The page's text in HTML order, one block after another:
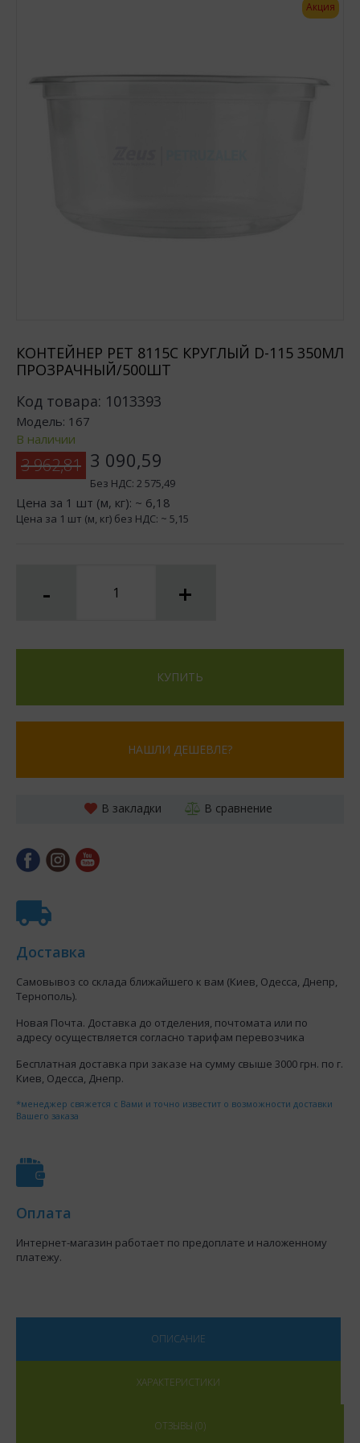
Акция
КОНТЕЙНЕР РЕТ 8115С КРУГЛЫЙ D-115 350МЛ
ПРОЗРАЧНЫЙ/500ШТ
Код товара: 1013393
Модель: 167
В наличии
3 962,81 3 090,59
Без НДС: 2 575,49
Цена за 1 шт (м, кг): ~ 6,18
Цена за 1 шт (м, кг) без НДС: ~ 5,15
- +
КУПИТЬ
НАШЛИ ДЕШЕВЛЕ?
В закладки В сравнение
Доставка
Самовывоз со склада ближайшего к вам (Киев, Одесса, Днепр,
Тернополь).
Новая Почта. Доставка до отделения, почтомата или по
адресу осуществляется согласно тарифам перевозчика
Бесплатная доставка при заказе на сумму свыше 3000 грн. по г.
Киев, Одесса, Днепр.
*менеджер свяжется с Вами и точно известит о возможности доставки
Вашего заказа
Оплата
Интернет-магазин работает по предоплате и наложенному
платежу.
ОПИСАНИЕ
ХАРАКТЕРИСТИКИ
ОТЗЫВЫ (0)